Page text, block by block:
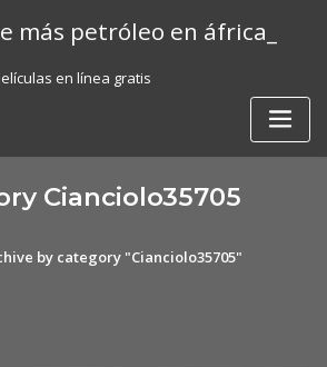
más petróleo en áfrica_
en línea gratis
Cianciolo35705
by category "Cianciolo35705"